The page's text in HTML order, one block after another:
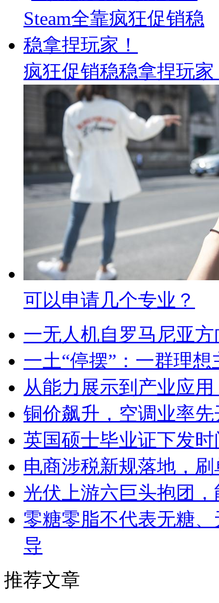
疯狂促销稳稳拿捏玩家
可以申请几个专业？
一无人机自罗马尼亚
一土“停摆”：一群理
从能力展示到产业应
铜价飙升，空调业率先
英国硕士毕业证下发时
电商涉税新规落地，
光伏上游六巨头抱团
零糖零脂不代表无糖
导
推荐文章